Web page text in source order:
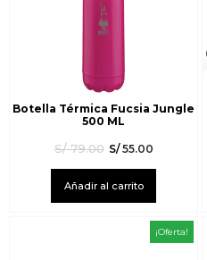
Botella Térmica Fucsia Jungle
500 ML
S/79.00 S/55.00
Añadir al carrito
¡Oferta!